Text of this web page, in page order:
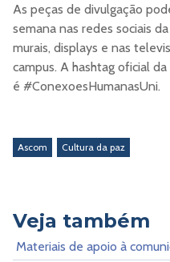
As peças de divulgação
semana nas redes sociais
murais, displays e nas
campus. A hashtag oficial
é #ConexoesHumanasUni.
Ascom Cultura da paz
Veja também
Materiais de apoio à